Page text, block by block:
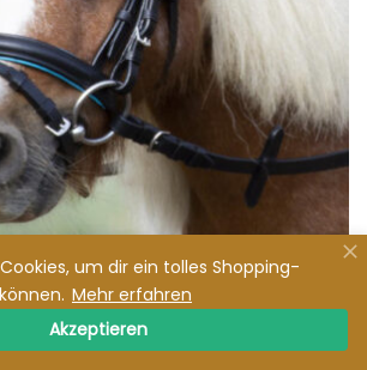
um dir ein tolles Shopping-
Mehr erfahren
Akzeptieren